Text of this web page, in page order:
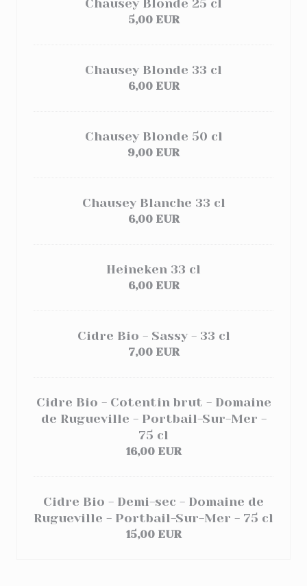
Chausey Blonde 25 cl
5,00 EUR
Chausey Blonde 33 cl
6,00 EUR
Chausey Blonde 50 cl
9,00 EUR
Chausey Blanche 33 cl
6,00 EUR
Heineken 33 cl
6,00 EUR
Cidre Bio - Sassy - 33 cl
7,00 EUR
Cidre Bio - Cotentin brut - Domaine
de Rugueville - Portbail-Sur-Mer -
75 cl
16,00 EUR
Cidre Bio - Demi-sec - Domaine de
Rugueville - Portbail-Sur-Mer - 75 cl
15,00 EUR